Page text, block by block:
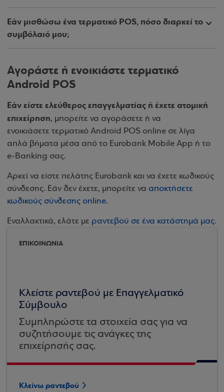
Εάν μισθώσω ένα τερματικό POS, πόσο διαρκεί το
συμβόλαιό μου;
Αγοράστε ή ενοικιάστε τερματικό
Android POS
Εάν είστε ελεύθερος επαγγελματίας ή έχετε ατομική
επιχείρηση, μπορείτε να αγοράσετε ή να
ενοικιάσετε τερματικό Android POS online σε λίγα
απλά βήματα μέσα από το Eurobank Mobile App ή το
e-Banking σας.
Αρκεί να είστε πελάτης Eurobank και να έχετε κωδικούς
σύνδεσης. Εάν δεν έχετε, μπορείτε να αποκτήσετε
κωδικούς σύνδεσης online.
Εναλλακτικά, ελάτε με ραντεβού σε ένα κατάστημά μας.
ΕΠΙΚΟΙΝΩΝΙΑ
Κλείστε ραντεβού με Επαγγελματικό
Σύμβουλο
Συμπληρώστε τα στοιχεία σας για να
συζητήσουμε τις ανάγκες της
επιχείρησής σας.
Κλείνω ραντεβού